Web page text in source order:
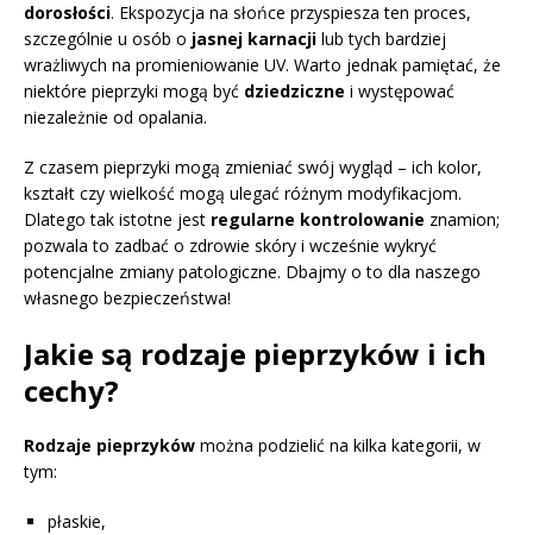
dorosłości. Ekspozycja na słońce przyspiesza ten proces,
szczególnie u osób o jasnej karnacji lub tych bardziej
wrażliwych na promieniowanie UV. Warto jednak pamiętać, że
niektóre pieprzyki mogą być dziedziczne i występować
niezależnie od opalania.
Z czasem pieprzyki mogą zmieniać swój wygląd – ich kolor,
kształt czy wielkość mogą ulegać różnym modyfikacjom.
Dlatego tak istotne jest regularne kontrolowanie znamion;
pozwala to zadbać o zdrowie skóry i wcześnie wykryć
potencjalne zmiany patologiczne. Dbajmy o to dla naszego
własnego bezpieczeństwa!
Jakie są rodzaje pieprzyków i ich
cechy?
Rodzaje pieprzyków można podzielić na kilka kategorii, w
tym:
płaskie,